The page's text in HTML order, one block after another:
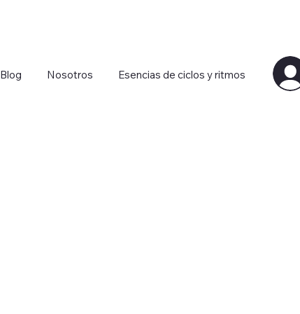
Blog Nosotros Esencias de ciclos y ritmos